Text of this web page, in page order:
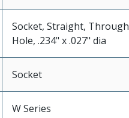
Socket, Straight, Through
Hole, .234" x .027" dia
Socket
W Series